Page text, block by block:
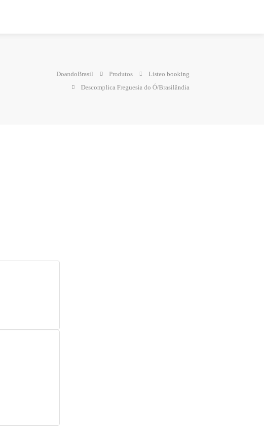
DoandoBrasil Produtos
Listeo booking
Descomplica Freguesia do Ó/Brasilândia